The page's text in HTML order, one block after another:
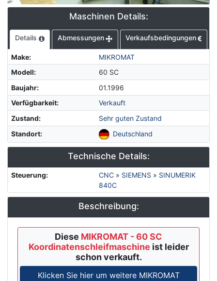
Maschinen Details:
Details Abmessungen Verkaufsbedingungen
Make:
MIKROMAT
Modell:
60 SC
Baujahr:
01.1996
Verfügbarkeit:
Verkauft
Zustand:
Sehr guten Zustand
Standort: Deutschland
Technische Details:
Steuerung: CNC» SIEMENS » SINUMERIK
840C
Beschreibung:
Diese MIKROMAT - 60 SC
Koordinatenschleifmaschine ist leider
schon verkauft.
Klicken Sie hier um weitere MIKROMAT